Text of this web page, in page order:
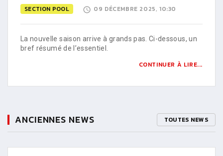
SECTION POOL 09 DÉCEMBRE 2025, 10:30
La nouvelle saison arrive à grands pas. Ci-dessous, un
bref résumé de l’essentiel.
CONTINUER À LIRE...
ANCIENNES NEWS TOUTES NEWS